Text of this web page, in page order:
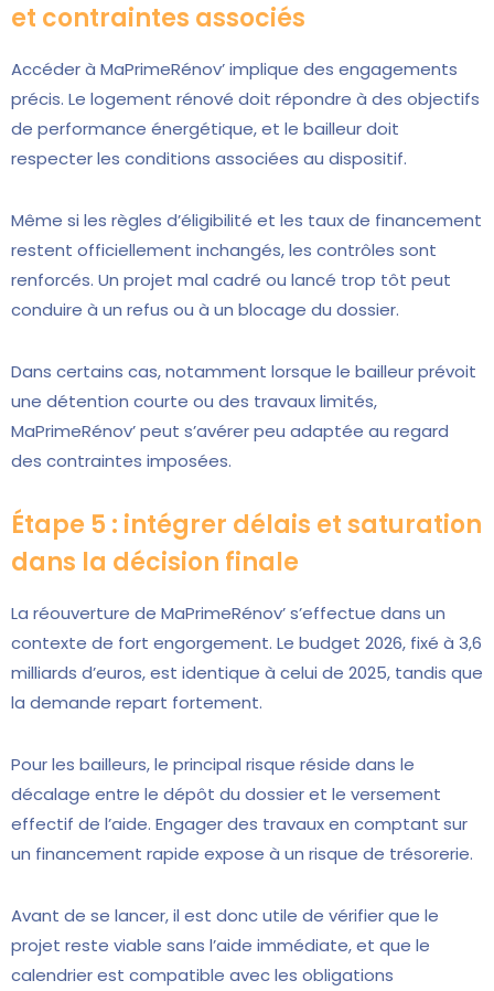
et contraintes associés
Accéder à MaPrimeRénov’ implique des engagements
précis. Le logement rénové doit répondre à des objectifs
de performance énergétique, et le bailleur doit
respecter les conditions associées au dispositif.
Même si les règles d’éligibilité et les taux de financement
restent officiellement inchangés, les contrôles sont
renforcés. Un projet mal cadré ou lancé trop tôt peut
conduire à un refus ou à un blocage du dossier.
Dans certains cas, notamment lorsque le bailleur prévoit
une détention courte ou des travaux limités,
MaPrimeRénov’ peut s’avérer peu adaptée au regard
des contraintes imposées.
Étape 5 : intégrer délais et saturation
dans la décision finale
La réouverture de MaPrimeRénov’ s’effectue dans un
contexte de fort engorgement. Le budget 2026, fixé à 3,6
milliards d’euros, est identique à celui de 2025, tandis que
la demande repart fortement.
Pour les bailleurs, le principal risque réside dans le
décalage entre le dépôt du dossier et le versement
effectif de l’aide. Engager des travaux en comptant sur
un financement rapide expose à un risque de trésorerie.
Avant de se lancer, il est donc utile de vérifier que le
projet reste viable sans l’aide immédiate, et que le
calendrier est compatible avec les obligations